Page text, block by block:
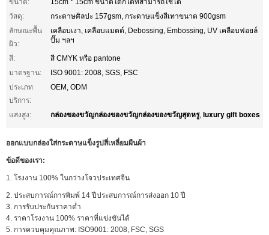
ขนาด:
15cm * 15cm ขนาดใดก็ได้ที่สามารถใช้ได้
วัสดุ:
กระดาษศิลปะ 157gsm, กระดาษแข็งสีเทาขนาด 900gsm
ลักษณะพื้น
ผิว:
เคลือบเงา, เคลือบแมตต์, Debossing, Embossing, UV เคลือบฟอยล์
ปั๊ม ฯลฯ
สี:
สี CMYK หรือ pantone
มาตรฐาน:
ISO 9001: 2008, SGS, FSC
ประเภท
บริการ:
OEM, ODM
แสงสูง: กล่องของขวัญกล่องของขวัญกล่องของขวัญสุดหรู, luxury gift boxes
ออกแบบกล่องใส่กระดาษแข็งรูปสี่เหลี่ยมผืนผ้า
ข้อดีของเรา:
1. โรงงาน 100% ในกว่างโจวประเทศจีน
2. ประสบการณ์การพิมพ์ 14 ปีประสบการณ์การส่งออก 10 ปี
3. การรับประกันราคาต่ำ
4. ราคาโรงงาน 100% ราคาที่แข่งขันได้
5. การควบคุมคุณภาพ: ISO9001: 2008, FSC, SGS